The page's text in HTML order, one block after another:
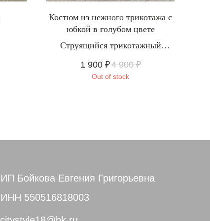
Костюм из нежного трикотажа с
юбкой в голубом цвете
Струящийся трикотажный
костюм
1 900 ₽4 900 ₽
Out of stock
ИП Бойкова Евгения Григорьевна
ИНН 550516818003